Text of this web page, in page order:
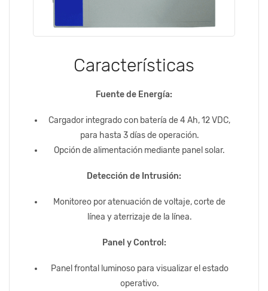
Características
Fuente de Energía:
Cargador integrado con batería de 4 Ah, 12 VDC,
para hasta 3 días de operación.
Opción de alimentación mediante panel solar.
Detección de Intrusión:
Monitoreo por atenuación de voltaje, corte de
línea y aterrizaje de la línea.
Panel y Control:
Panel frontal luminoso para visualizar el estado
operativo.